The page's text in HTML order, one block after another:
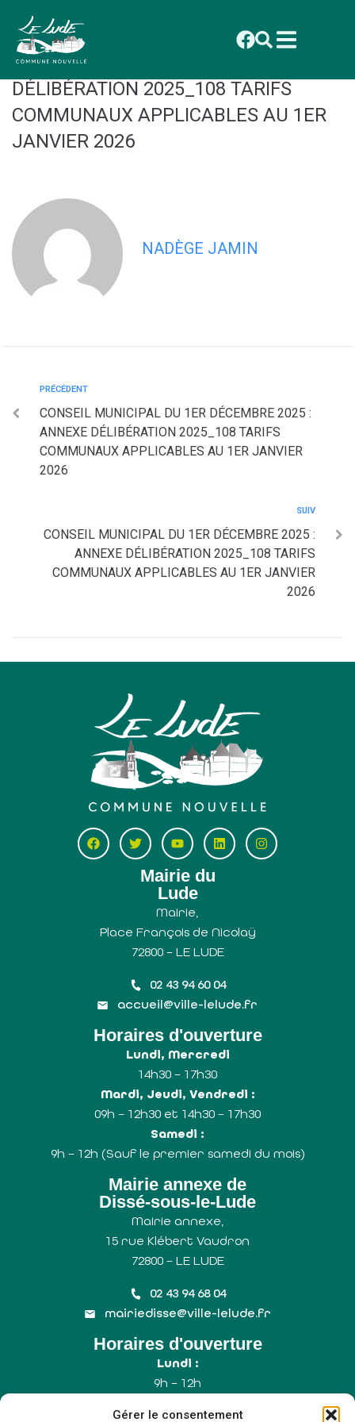
Gérer le consentement
principal
CONSEIL MUNICIPAL DU 1ER
DÉCEMBRE 2025 : ANNEXE
DÉLIBÉRATION 2025_108 TARIFS
COMMUNAUX APPLICABLES AU 1ER
JANVIER 2026
NADÈGE JAMIN
PRÉCÉDENT
CONSEIL MUNICIPAL DU 1ER DÉCEMBRE 2025 :
ANNEXE DÉLIBÉRATION 2025_108 TARIFS
COMMUNAUX APPLICABLES AU 1ER JANVIER
2026
SUIV
CONSEIL MUNICIPAL DU 1ER DÉCEMBRE 2025 :
ANNEXE DÉLIBÉRATION 2025_108 TARIFS
COMMUNAUX APPLICABLES AU 1ER JANVIER
2026
Mairie du
Lude
Mairie,
Place François de Nicolaÿ
72800 – LE LUDE
02 43 94 60 04
accueil@ville-lelude.fr
Horaires d'ouverture
Lundi, Mercredi
14h30 – 17h30
Mardi, Jeudi, Vendredi :
09h – 12h30 et 14h30 – 17h30
Samedi :
9h – 12h (Sauf le premier samedi du mois)
Mairie annexe de
Dissé-sous-le-Lude
Mairie annexe,
15 rue Klébert Vaudron
72800 – LE LUDE
02 43 94 68 04
mairiedisse@ville-lelude.fr
Horaires d'ouverture
Lundi :
9h – 12h